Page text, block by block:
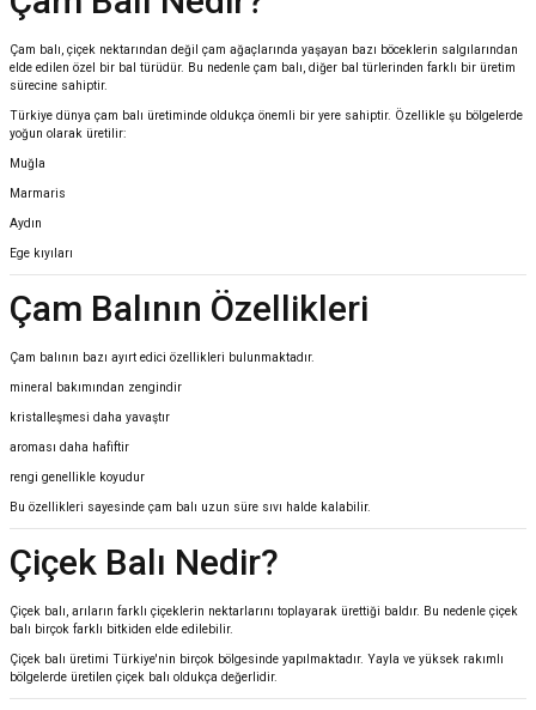
Çam balı, çiçek nektarından değil çam ağaçlarında yaşayan bazı böceklerin salgılarından
elde edilen özel bir bal türüdür. Bu nedenle çam balı, diğer bal türlerinden farklı bir üretim
sürecine sahiptir.
Türkiye dünya çam balı üretiminde oldukça önemli bir yere sahiptir. Özellikle şu bölgelerde
yoğun olarak üretilir:
Muğla
Marmaris
Aydın
Ege kıyıları
Çam Balının Özellikleri
Çam balının bazı ayırt edici özellikleri bulunmaktadır.
mineral bakımından zengindir
kristalleşmesi daha yavaştır
aroması daha hafiftir
rengi genellikle koyudur
Bu özellikleri sayesinde çam balı uzun süre sıvı halde kalabilir.
Çiçek Balı Nedir?
Çiçek balı, arıların farklı çiçeklerin nektarlarını toplayarak ürettiği baldır. Bu nedenle çiçek
balı birçok farklı bitkiden elde edilebilir.
Çiçek balı üretimi Türkiye'nin birçok bölgesinde yapılmaktadır. Yayla ve yüksek rakımlı
bölgelerde üretilen çiçek balı oldukça değerlidir.